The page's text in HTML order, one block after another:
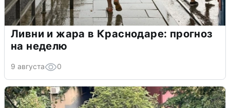
Ливни и жара в Краснодаре: прогноз
на неделю
9 августа 0